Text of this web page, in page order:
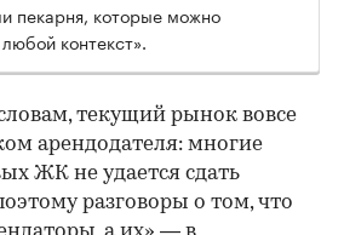
пекарня, которые можно
контекст».
текущий рынок вовсе
арендодателя: многие
ЖК не удается сдать
разговоры о том, что